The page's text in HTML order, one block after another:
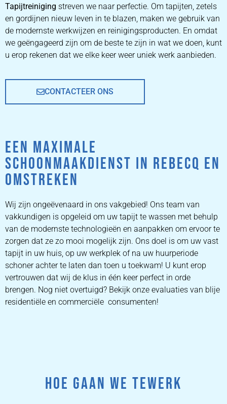
ZETEL REINIGEN DOOR
PROFESSIONALS
PRIJZEN
Tapijtreiniging streven we naar perfectie. Om tapijten, zetels
en gordijnen nieuw leven in te blazen, maken we gebruik van
de modernste werkwijzen en reinigingsproducten. En omdat
we geëngageerd zijn om de beste te zijn in wat we doen, kunt
u erop rekenen dat we elke keer weer uniek werk aanbieden.
CONTACTEER ONS
EEN MAXIMALE
SCHOONMAAKDIENST IN REBECQ EN
OMSTREKEN
Wij zijn ongeëvenaard in ons vakgebied! Ons team van
vakkundigen is opgeleid om uw tapijt te wassen met behulp
van de modernste technologieën en aanpakken om ervoor te
zorgen dat ze zo mooi mogelijk zijn. Ons doel is om uw vast
tapijt in uw huis, op uw werkplek of na uw huurperiode
schoner achter te laten dan toen u toekwam! U kunt erop
vertrouwen dat wij de klus in één keer perfect in orde
brengen. Nog niet overtuigd? Bekijk onze evaluaties van blije
residentiële en commerciële consumenten!
HOE GAAN WE TEWERK